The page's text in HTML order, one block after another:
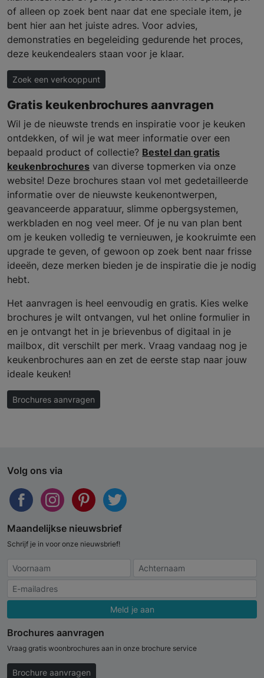
of alleen op zoek bent naar dat ene speciale item, je
bent hier aan het juiste adres. Voor advies,
demonstraties en begeleiding gedurende het proces,
deze keukendealers staan voor je klaar.
Zoek een verkooppunt
Gratis keukenbrochures aanvragen
Wil je de nieuwste trends en inspiratie voor je keuken
ontdekken, of wil je wat meer informatie over een
bepaald product of collectie? Bestel dan gratis
keukenbrochures van diverse topmerken via onze
website! Deze brochures staan vol met gedetailleerde
informatie over de nieuwste keukenontwerpen,
geavanceerde apparatuur, slimme opbergsystemen,
werkbladen en nog veel meer. Of je nu van plan bent
om je keuken volledig te vernieuwen, je kookruimte een
upgrade te geven, of gewoon op zoek bent naar frisse
ideeën, deze merken bieden je de inspiratie die je nodig
hebt.
Het aanvragen is heel eenvoudig en gratis. Kies welke
brochures je wilt ontvangen, vul het online formulier in
en je ontvangt het in je brievenbus of digitaal in je
mailbox, dit verschilt per merk. Vraag vandaag nog je
keukenbrochures aan en zet de eerste stap naar jouw
ideale keuken!
Brochures aanvragen
Volg ons via
Maandelijkse nieuwsbrief
Schrijf je in voor onze nieuwsbrief!
Meld je aan
Brochures aanvragen
Vraag gratis woonbrochures aan in onze brochure service
Brochure aanvragen